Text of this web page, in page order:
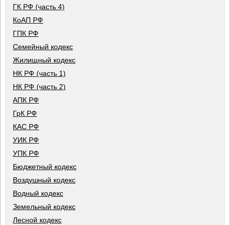
ГК РФ (часть 4)
КоАП РФ
ГПК РФ
Семейный кодекс
Жилищный кодекс
НК РФ (часть 1)
НК РФ (часть 2)
АПК РФ
ГрК РФ
КАС РФ
УИК РФ
УПК РФ
Бюджетный кодекс
Воздушный кодекс
Водный кодекс
Земельный кодекс
Лесной кодекс